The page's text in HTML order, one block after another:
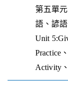
第五單
語、諺語
Unit
Practice、
Activity